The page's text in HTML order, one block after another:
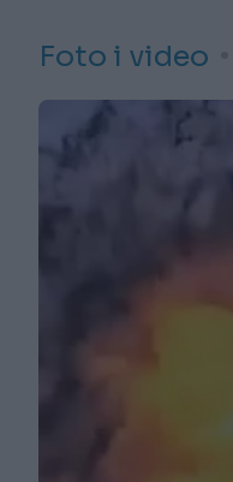
Foto i video